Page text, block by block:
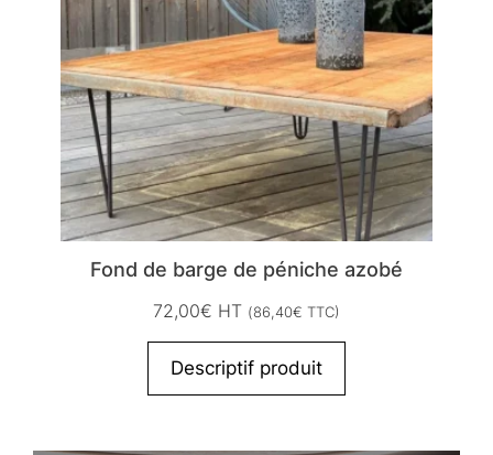
Fond de barge de péniche azobé
72,00€ HT (86,40€ TTC)
Descriptif produit